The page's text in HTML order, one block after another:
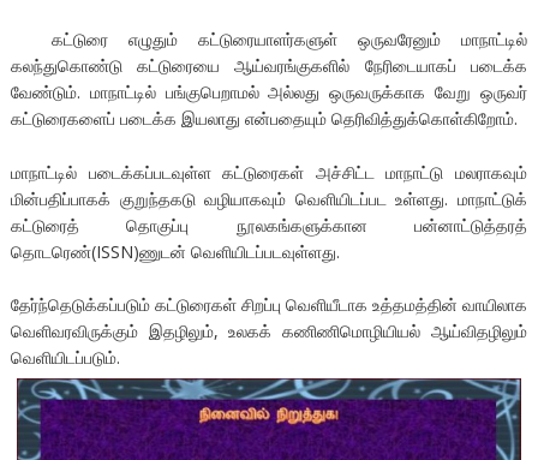
கட்டுரை எழுதும் கட்டுரையாளர்களுள் ஒருவரேனும் மாநாட்டில்
கலந்துகொண்டு கட்டுரையை ஆய்வரங்குகளில் நேரிடையாகப் படைக்க
வேண்டும். மாநாட்டில் பங்குபெறாமல் அல்லது ஒருவருக்காக வேறு ஒருவர்
கட்டுரைகளைப் படைக்க இயலாது என்பதையும் தெரிவித்துக்கொள்கிறோம்.
மாநாட்டில் படைக்கப்படவுள்ள கட்டுரைகள் அச்சிட்ட மாநாட்டு மலராகவும்
மின்பதிப்பாகக் குறுந்தகடு வழியாகவும் வெளியிடப்பட உள்ளது. மாநாட்டுக்
கட்டுரைத் தொகுப்பு நூலகங்களுக்கான பன்னாட்டுத்தரத்
தொடரெண்(ISSN)ணுடன் வெளியிடப்படவுள்ளது.
தேர்ந்தெடுக்கப்படும் கட்டுரைகள் சிறப்பு வெளியீடாக உத்தமத்தின் வாயிலாக
வெளிவரவிருக்கும் இதழிலும், உலகக் கணிணிமொழியியல் ஆய்விதழிலும்
வெளியிடப்படும்.